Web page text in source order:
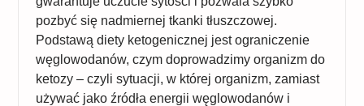
pozbyć się nadmiernej tkanki tłuszczowej.
Podstawą diety ketogenicznej jest ograniczenie
węglowodanów, czym doprowadzimy organizm do
ketozy – czyli sytuacji, w której organizm, zamiast
używać jako źródła energii węglowodanów i